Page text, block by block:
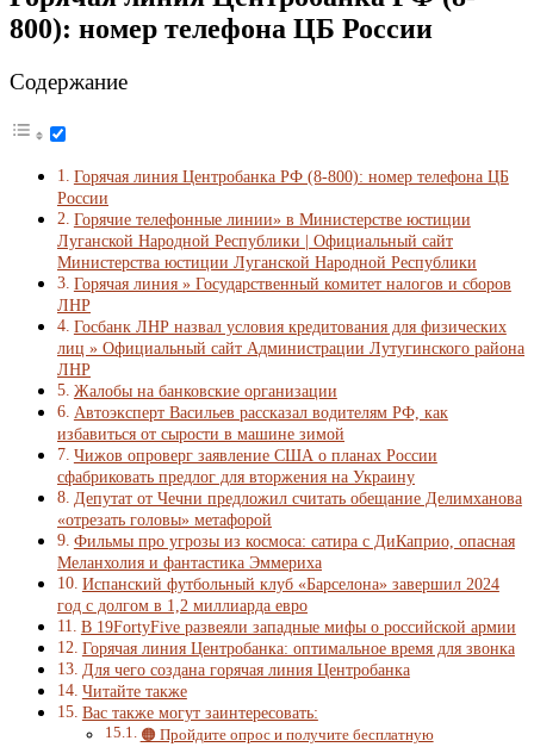
800): номер телефона ЦБ России
Содержание
Горячая линия Центробанка РФ (8-800): номер телефона ЦБ
России
Горячие телефонные линии» в Министерстве юстиции
Луганской Народной Республики | Официальный сайт
Министерства юстиции Луганской Народной Республики
Горячая линия » Государственный комитет налогов и сборов
ЛНР
Госбанк ЛНР назвал условия кредитования для физических
лиц » Официальный сайт Администрации Лутугинского района
ЛНР
Жалобы на банковские организации
Автоэксперт Васильев рассказал водителям РФ, как
избавиться от сырости в машине зимой
Чижов опроверг заявление США о планах России
сфабриковать предлог для вторжения на Украину
Депутат от Чечни предложил считать обещание Делимханова
«отрезать головы» метафорой
Фильмы про угрозы из космоса: сатира с ДиКаприо, опасная
Меланхолия и фантастика Эммериха
Испанский футбольный клуб «Барселона» завершил 2024
год с долгом в 1,2 миллиарда евро
В 19FortyFive развеяли западные мифы о российской армии
Горячая линия Центробанка: оптимальное время для звонка
Для чего создана горячая линия Центробанка
Читайте также
Вас также могут заинтересовать:
🟠 Пройдите опрос и получите бесплатную